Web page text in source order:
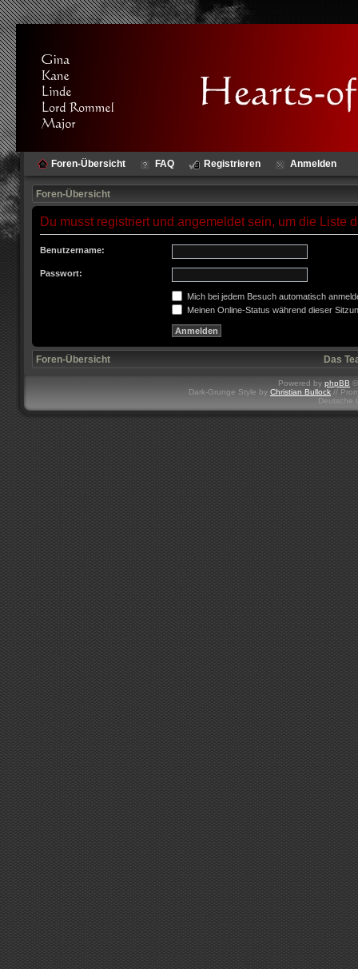
Foren-Übersicht FAQ Registrieren Anmelden
Foren-Übersicht
Du musst registriert und angemeldet sein, um die Liste
Benutzername:
Passwort:
Mich bei jedem Besuch automatisch
Meinen Online-Status während dieser
Foren-Übersicht Das
Powered by phpBB
Dark-Grunge Style by Christian Bullock //
Deutsche